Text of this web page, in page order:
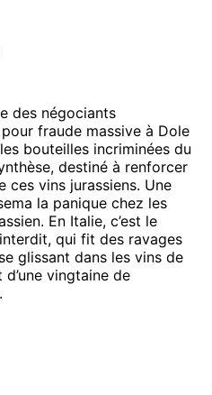
des négociants
fraude massive à Dole
bouteilles incriminées du
destiné à renforcer
ces vins jurassiens. Une
la panique chez les
En Italie, c’est le
qui fit des ravages
glissant dans les vins de
vingtaine de